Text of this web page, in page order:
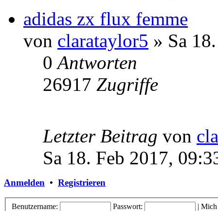
adidas zx flux femme
von clarataylor5 » Sa
0 Antworten
26917 Zugriffe
Letzter Beitrag von
Sa 18. Feb 2017,
Anmelden • Registrieren
Benutzername: Passwort: | Mich